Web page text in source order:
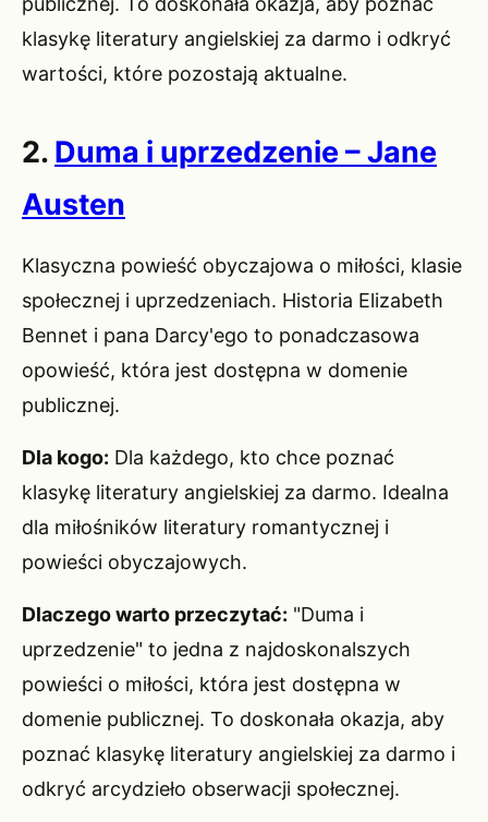
klasykę literatury angielskiej za darmo i odkryć
wartości, które pozostają aktualne.
2. Duma i uprzedzenie – Jane
Austen
Klasyczna powieść obyczajowa o miłości, klasie
społecznej i uprzedzeniach. Historia Elizabeth
Bennet i pana Darcy'ego to ponadczasowa
opowieść, która jest dostępna w domenie
publicznej.
Dla kogo: Dla każdego, kto chce poznać
klasykę literatury angielskiej za darmo. Idealna
dla miłośników literatury romantycznej i
powieści obyczajowych.
Dlaczego warto przeczytać: "Duma i
uprzedzenie" to jedna z najdoskonalszych
powieści o miłości, która jest dostępna w
domenie publicznej. To doskonała okazja, aby
poznać klasykę literatury angielskiej za darmo i
odkryć arcydzieło obserwacji społecznej.